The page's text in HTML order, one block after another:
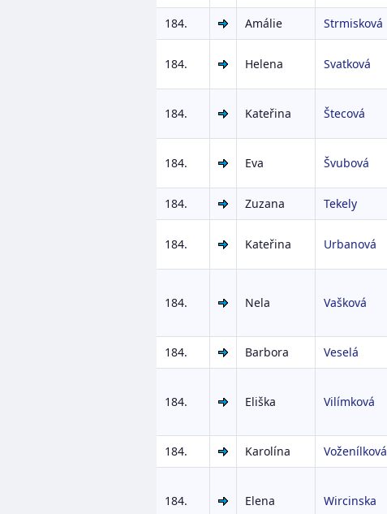
184. Amálie Strmisková
184. Helena Svatková
184. Kateřina Štecová
184. Eva Švubová
184. Zuzana Tekely
184. Kateřina Urbanová
184. Nela Vašková
184. Barbora Veselá
184. Eliška Vilímková
184. Karolína Voženílková
184. Elena Wircinska